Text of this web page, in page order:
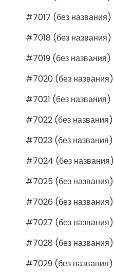
#7017 (без названия)
#7018 (без названия)
#7019 (без названия)
#7020 (без названия)
#7021 (без названия)
#7022 (без названия)
#7023 (без названия)
#7024 (без названия)
#7025 (без названия)
#7026 (без названия)
#7027 (без названия)
#7028 (без названия)
#7029 (без названия)